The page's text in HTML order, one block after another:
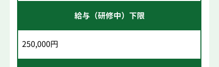
給与（研修中）下限
250,000円